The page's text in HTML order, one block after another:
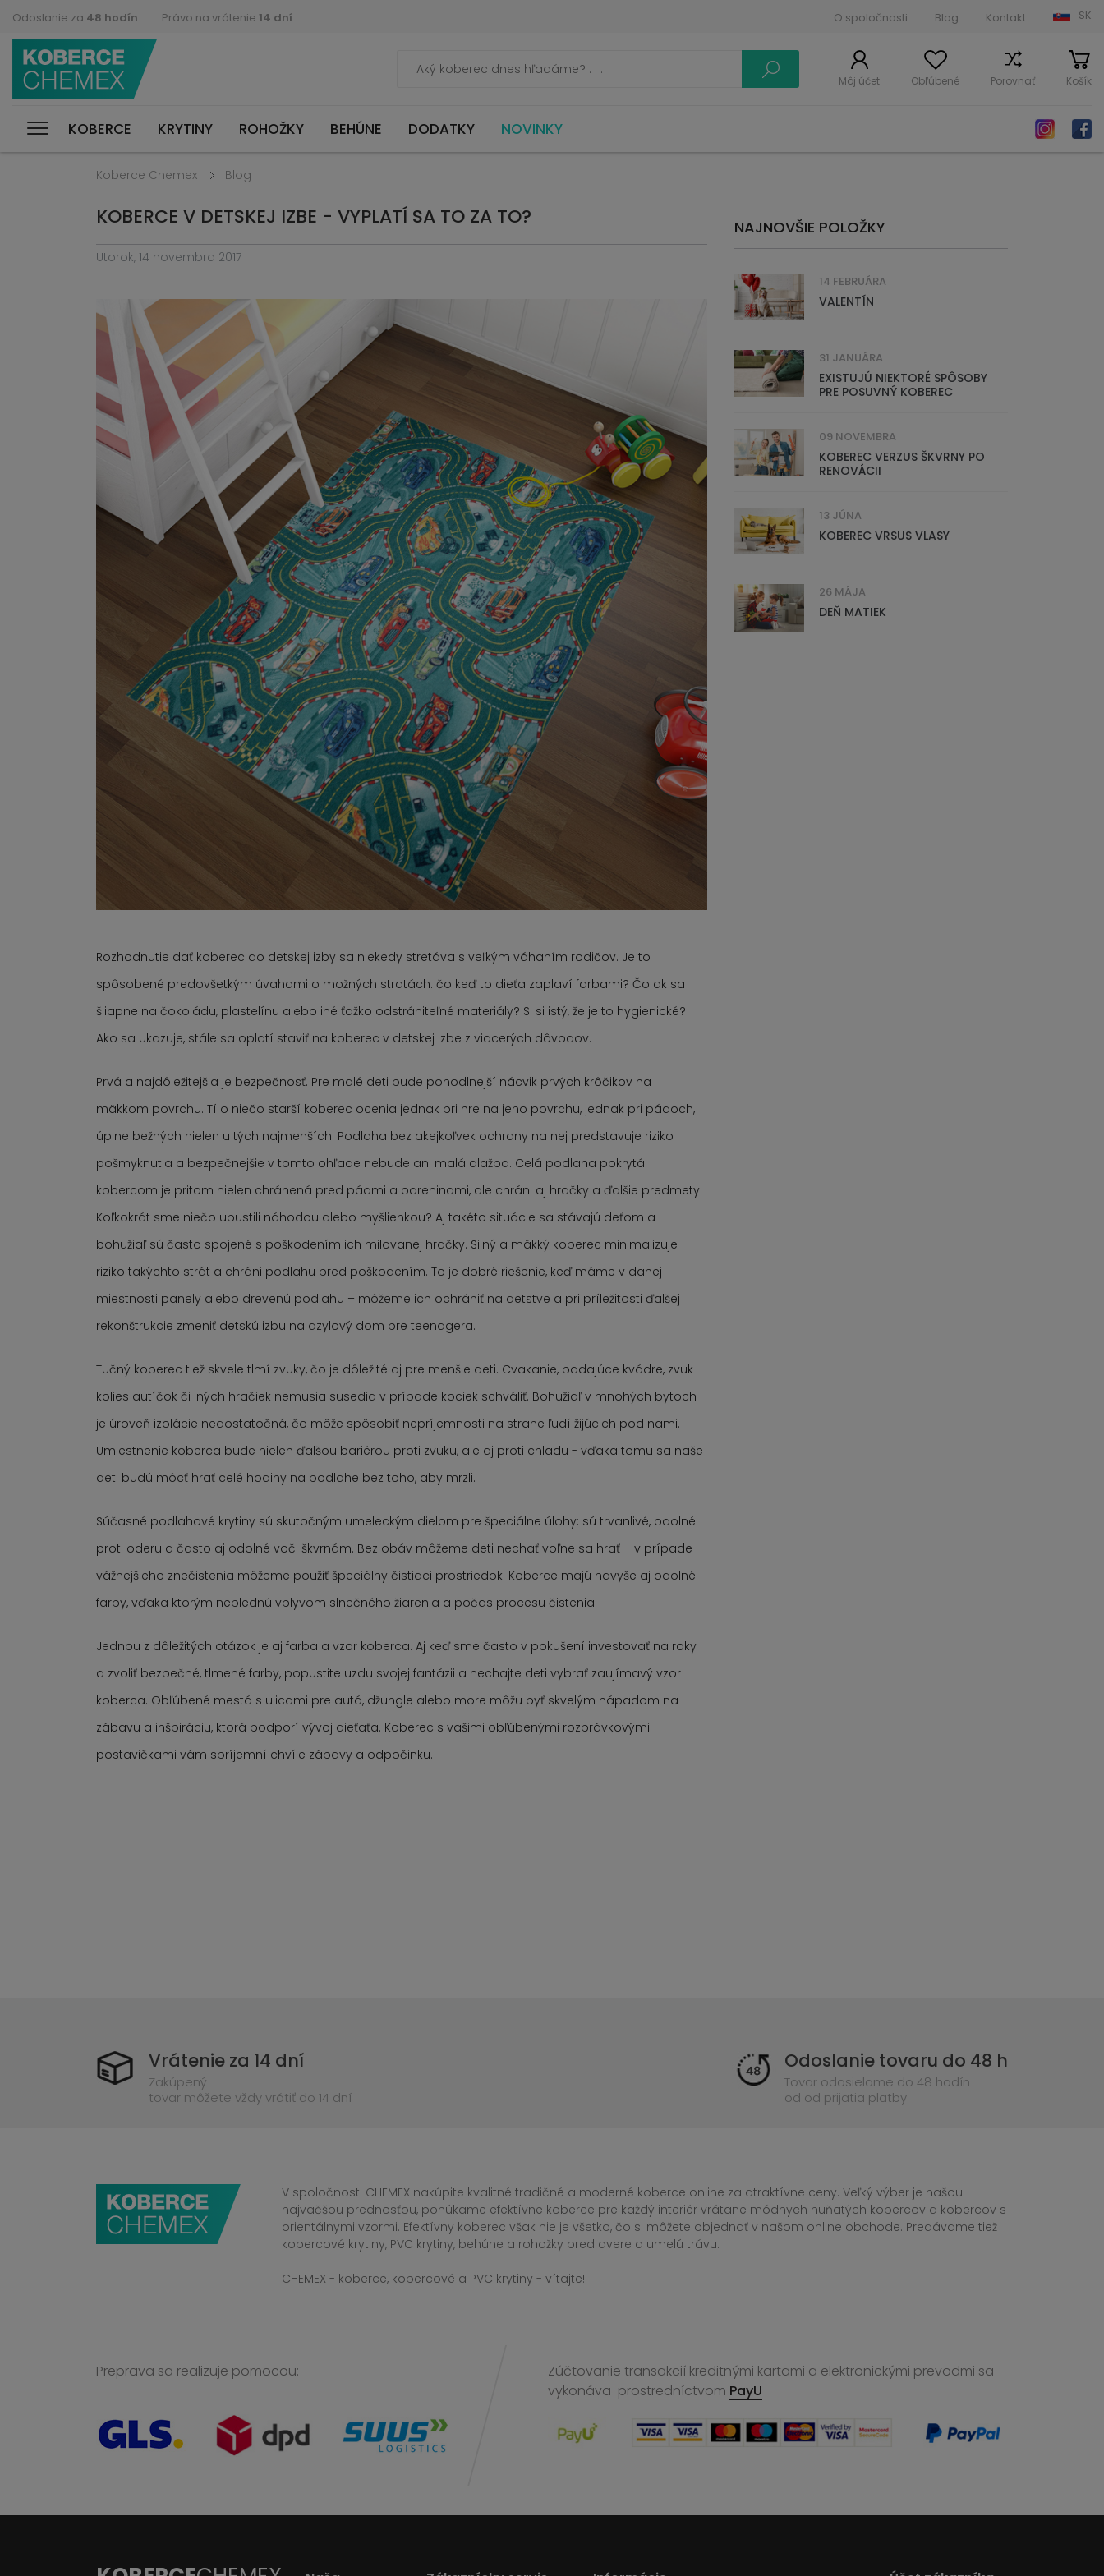
Odoslanie za 48 hodín Právo na vrátenie 14 dní O spoločnosti Blog Kontakt SK
Môj účet Obľúbené Porovnať Košík
KOBERCE KRYTINY ROHOŽKY BEHÚNE DODATKY NOVINKY
Koberce Chemex Blog
KOBERCE V DETSKEJ IZBE - VYPLATÍ SA TO ZA TO?
Utorok, 14 novembra 2017
Rozhodnutie dať koberec do detskej izby sa niekedy stretáva s veľkým váhaním rodičov. Je to
spôsobené predovšetkým úvahami o možných stratách: čo keď to dieťa zaplaví farbami? Čo ak sa
šliapne na čokoládu, plastelínu alebo iné ťažko odstrániteľné materiály? Si si istý, že je to hygienické?
Ako sa ukazuje, stále sa oplatí staviť na koberec v detskej izbe z viacerých dôvodov.
Prvá a najdôležitejšia je bezpečnosť. Pre malé deti bude pohodlnejší nácvik prvých krôčikov na
mäkkom povrchu. Tí o niečo starší koberec ocenia jednak pri hre na jeho povrchu, jednak pri pádoch,
úplne bežných nielen u tých najmenších. Podlaha bez akejkoľvek ochrany na nej predstavuje riziko
pošmyknutia a bezpečnejšie v tomto ohľade nebude ani malá dlažba. Celá podlaha pokrytá
kobercom je pritom nielen chránená pred pádmi a odreninami, ale chráni aj hračky a ďalšie predmety.
Koľkokrát sme niečo upustili náhodou alebo myšlienkou? Aj takéto situácie sa stávajú deťom a
bohužiaľ sú často spojené s poškodením ich milovanej hračky. Silný a mäkký koberec minimalizuje
riziko takýchto strát a chráni podlahu pred poškodením. To je dobré riešenie, keď máme v danej
miestnosti panely alebo drevenú podlahu – môžeme ich ochrániť na detstve a pri príležitosti ďalšej
rekonštrukcie zmeniť detskú izbu na azylový dom pre teenagera.
Tučný koberec tiež skvele tlmí zvuky, čo je dôležité aj pre menšie deti. Cvakanie, padajúce kvádre, zvuk
kolies autíčok či iných hračiek nemusia susedia v prípade kociek schváliť. Bohužiaľ v mnohých bytoch
je úroveň izolácie nedostatočná, čo môže spôsobiť nepríjemnosti na strane ľudí žijúcich pod nami.
Umiestnenie koberca bude nielen ďalšou bariérou proti zvuku, ale aj proti chladu - vďaka tomu sa naše
deti budú môcť hrať celé hodiny na podlahe bez toho, aby mrzli.
Súčasné podlahové krytiny sú skutočným umeleckým dielom pre špeciálne úlohy: sú trvanlivé, odolné
proti oderu a často aj odolné voči škvrnám. Bez obáv môžeme deti nechať voľne sa hrať – v prípade
vážnejšieho znečistenia môžeme použiť špeciálny čistiaci prostriedok. Koberce majú navyše aj odolné
farby, vďaka ktorým neblednú vplyvom slnečného žiarenia a počas procesu čistenia.
Jednou z dôležitých otázok je aj farba a vzor koberca. Aj keď sme často v pokušení investovať na roky
a zvoliť bezpečné, tlmené farby, popustite uzdu svojej fantázii a nechajte deti vybrať zaujímavý vzor
koberca. Obľúbené mestá s ulicami pre autá, džungle alebo more môžu byť skvelým nápadom na
zábavu a inšpiráciu, ktorá podporí vývoj dieťaťa. Koberec s vašimi obľúbenými rozprávkovými
postavičkami vám spríjemní chvíle zábavy a odpočinku.
NAJNOVŠIE POLOŽKY
14 FEBRUÁRA
VALENTÍN
31 JANUÁRA
EXISTUJÚ NIEKTORÉ SPÔSOBY
PRE POSUVNÝ KOBEREC
09 NOVEMBRA
KOBEREC VERZUS ŠKVRNY PO
RENOVÁCII
13 JÚNA
KOBEREC VRSUS VLASY
26 MÁJA
DEŇ MATIEK
Vrátenie za 14 dní
Zakúpený
tovar môžete vždy vrátiť do 14 dní
Odoslanie tovaru do 48 h
Tovar odosielame do 48 hodín
od od prijatia platby
V spoločnosti CHEMEX nakúpite kvalitné tradičné a moderné koberce online za atraktívne ceny. Veľký výber je našou
najväčšou prednosťou, ponúkame efektívne koberce pre každý interiér vrátane módnych huňatých kobercov a kobercov s
orientálnymi vzormi. Efektívny koberec však nie je všetko, čo si môžete objednať v našom online obchode. Predávame tiež
kobercové krytiny, PVC krytiny, behúne a rohožky pred dvere a umelú trávu.
CHEMEX - koberce, kobercové a PVC krytiny - vítajte!
Preprava sa realizuje pomocou:
Zúčtovanie transakcií kreditnými kartami a elektronickými prevodmi sa
vykonáva prostredníctvom PayU